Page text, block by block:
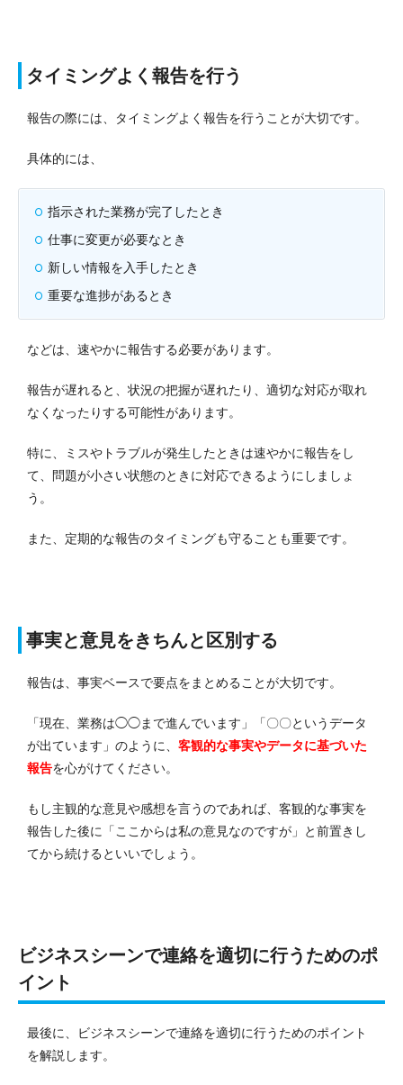
タイミングよく報告を行う
報告の際には、タイミングよく報告を行うことが大切です。
具体的には、
指示された業務が完了したとき
仕事に変更が必要なとき
新しい情報を入手したとき
重要な進捗があるとき
などは、速やかに報告する必要があります。
報告が遅れると、状況の把握が遅れたり、適切な対応が取れ
なくなったりする可能性があります。
特に、ミスやトラブルが発生したときは速やかに報告をし
て、問題が小さい状態のときに対応できるようにしましょ
う。
また、定期的な報告のタイミングも守ることも重要です。
事実と意見をきちんと区別する
報告は、事実ベースで要点をまとめることが大切です。
「現在、業務は◯◯まで進んでいます」「〇〇というデータ
が出ています」のように、 客観的な事実やデータに基づいた
報告を心がけてください。
もし主観的な意見や感想を言うのであれば、客観的な事実を
報告した後に「ここからは私の意見なのですが」と前置きし
てから続けるといいでしょう。
ビジネスシーンで連絡を適切に行うためのポ
イント
最後に、ビジネスシーンで連絡を適切に行うためのポイント
を解説します。